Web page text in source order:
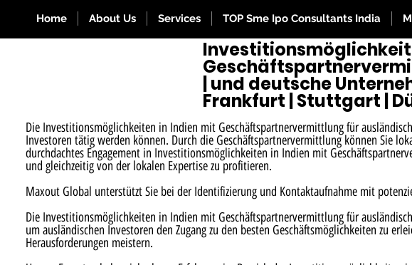
Home About Us Services TOP Sme Ipo Consultants India
| und deutsche
Frankfurt | Stuttgart |
Die Investitionsmöglichkeiten in Indien mit Geschäftspartnervermittlung für
Investoren tätig werden können. Durch die Geschäftspartnervermittlung können Sie
durchdachtes Engagement in Investitionsmöglichkeiten in Indien mit
und gleichzeitig von der lokalen Expertise zu profitieren.
Maxout Global unterstützt Sie bei der Identifizierung und Kontaktaufnahme mit
Die Investitionsmöglichkeiten in Indien mit Geschäftspartnervermittlung für
um ausländischen Investoren den Zugang zu den besten Geschäftsmöglichkeiten zu
Herausforderungen meistern.